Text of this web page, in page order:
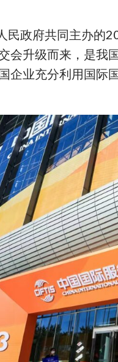
民政府共同主办的
会升级而来，是我
企业充分利用国际